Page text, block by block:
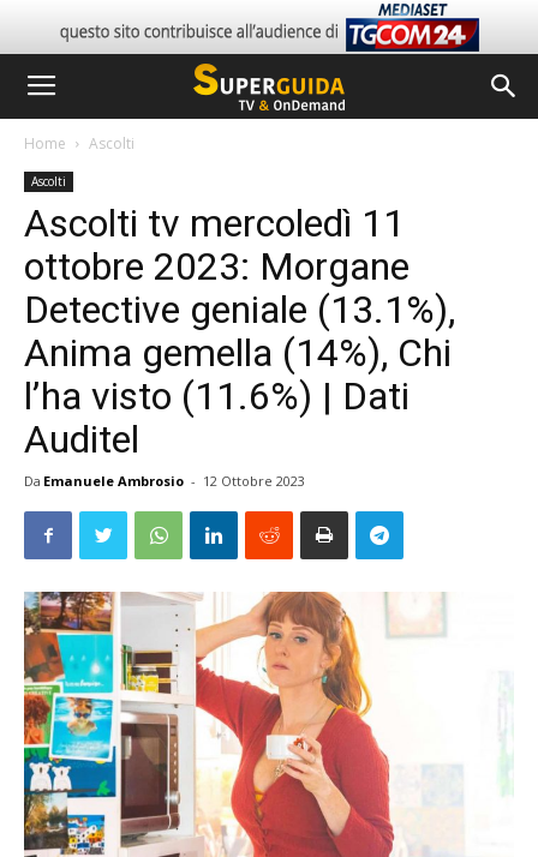
Home Ascolti
Ascolti
Ascolti tv mercoledì 11
ottobre 2023: Morgane
Detective geniale (13.1%),
Anima gemella (14%), Chi
l’ha visto (11.6%) | Dati
Auditel
Da Emanuele Ambrosio - 12 Ottobre 2023